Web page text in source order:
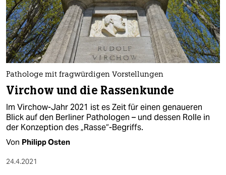
Pathologe mit fragwürdigen Vorstellungen
Virchow und die Rassenkunde
Im Virchow-Jahr 2021 ist es Zeit für einen genaueren
Blick auf den Berliner Pathologen – und dessen Rolle in
der Konzeption des „Rasse“-Begriffs.
Von Philipp Osten
24.4.2021